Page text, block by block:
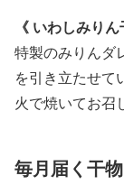
《 いわしみりん
特製のみりんダ
を引き立たせて
火で焼いてお召
毎月届く干